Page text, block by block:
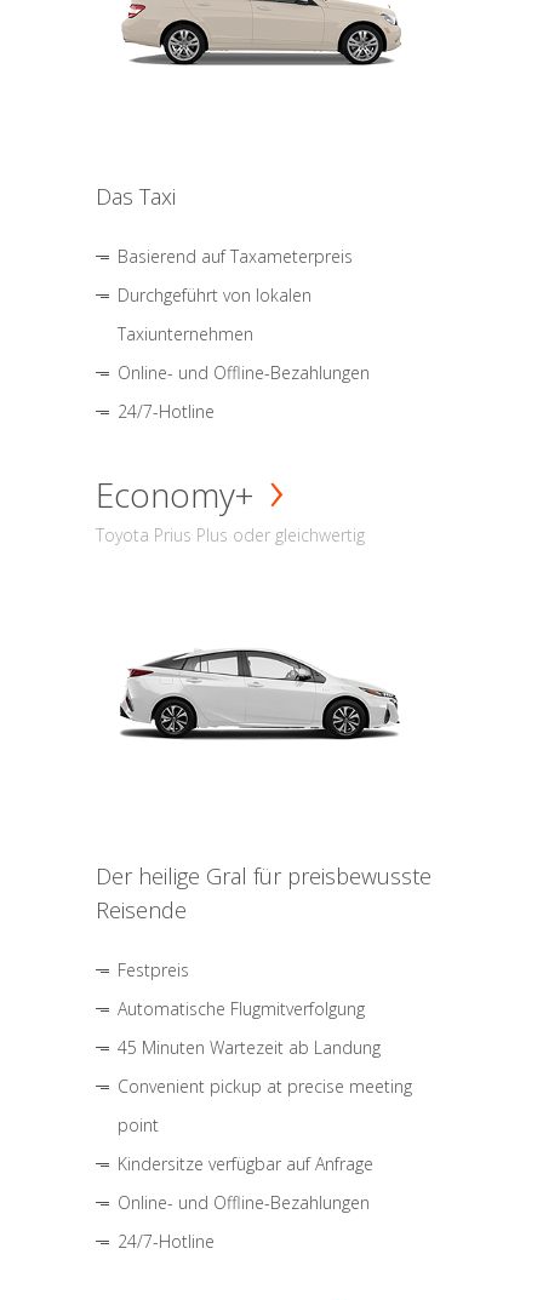
Das Taxi
Basierend auf Taxameterpreis
Durchgeführt von lokalen
Taxiunternehmen
Online- und Offline-Bezahlungen
24/7-Hotline
Economy+
Toyota Prius Plus oder gleichwertig
Der heilige Gral für preisbewusste
Reisende
Festpreis
Automatische Flugmitverfolgung
45 Minuten Wartezeit ab Landung
Convenient pickup at precise meeting
point
Kindersitze verfügbar auf Anfrage
Online- und Offline-Bezahlungen
24/7-Hotline